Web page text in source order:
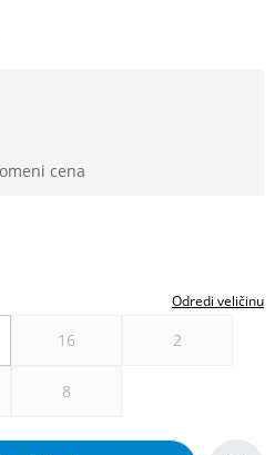
cena
Odredi veličinu
16 2
8